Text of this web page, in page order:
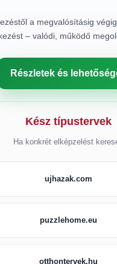
a megvalósításig
– valódi, működő
Részletek és
Kész típustervek
Ha konkrét elképzelést
ujhazak.com
puzzlehome.eu
otthontervek.hu